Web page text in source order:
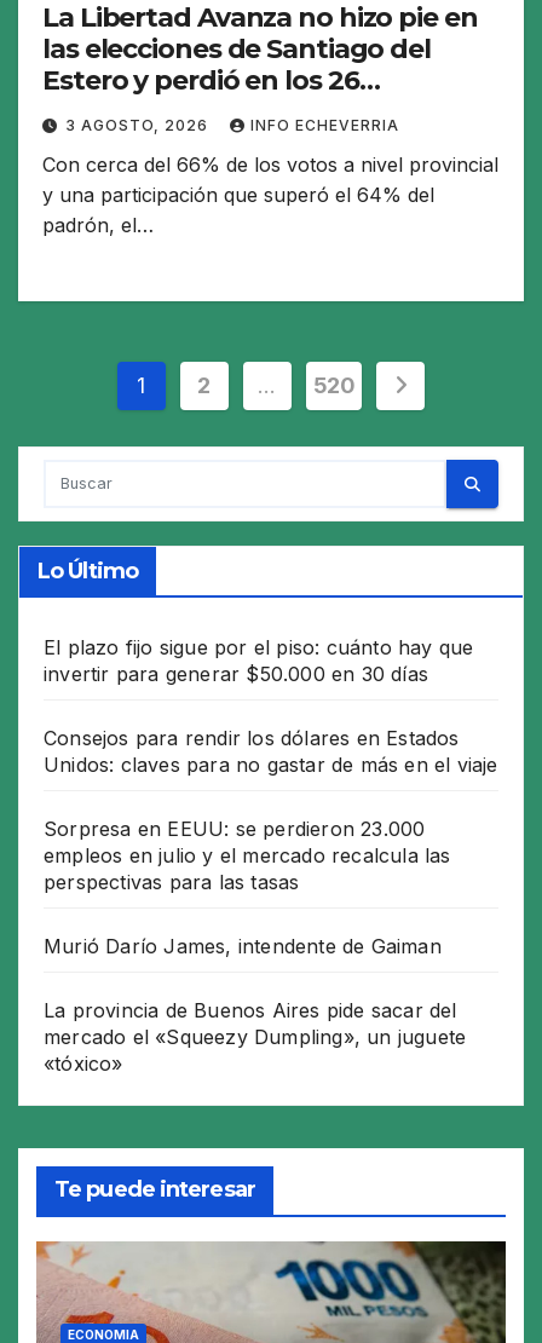
La Libertad Avanza no hizo pie en
las elecciones de Santiago del
Estero y perdió en los 26
municipios
3 AGOSTO, 2026 INFO ECHEVERRIA
Con cerca del 66% de los votos a nivel provincial
y una participación que superó el 64% del
padrón, el…
Paginación
de
entradas
1 2 … 520
Lo Último
El plazo fijo sigue por el piso: cuánto hay que
invertir para generar $50.000 en 30 días
Consejos para rendir los dólares en Estados
Unidos: claves para no gastar de más en el viaje
Sorpresa en EEUU: se perdieron 23.000
empleos en julio y el mercado recalcula las
perspectivas para las tasas
Murió Darío James, intendente de Gaiman
La provincia de Buenos Aires pide sacar del
mercado el «Squeezy Dumpling», un juguete
«tóxico»
Te puede interesar
ECONOMIA